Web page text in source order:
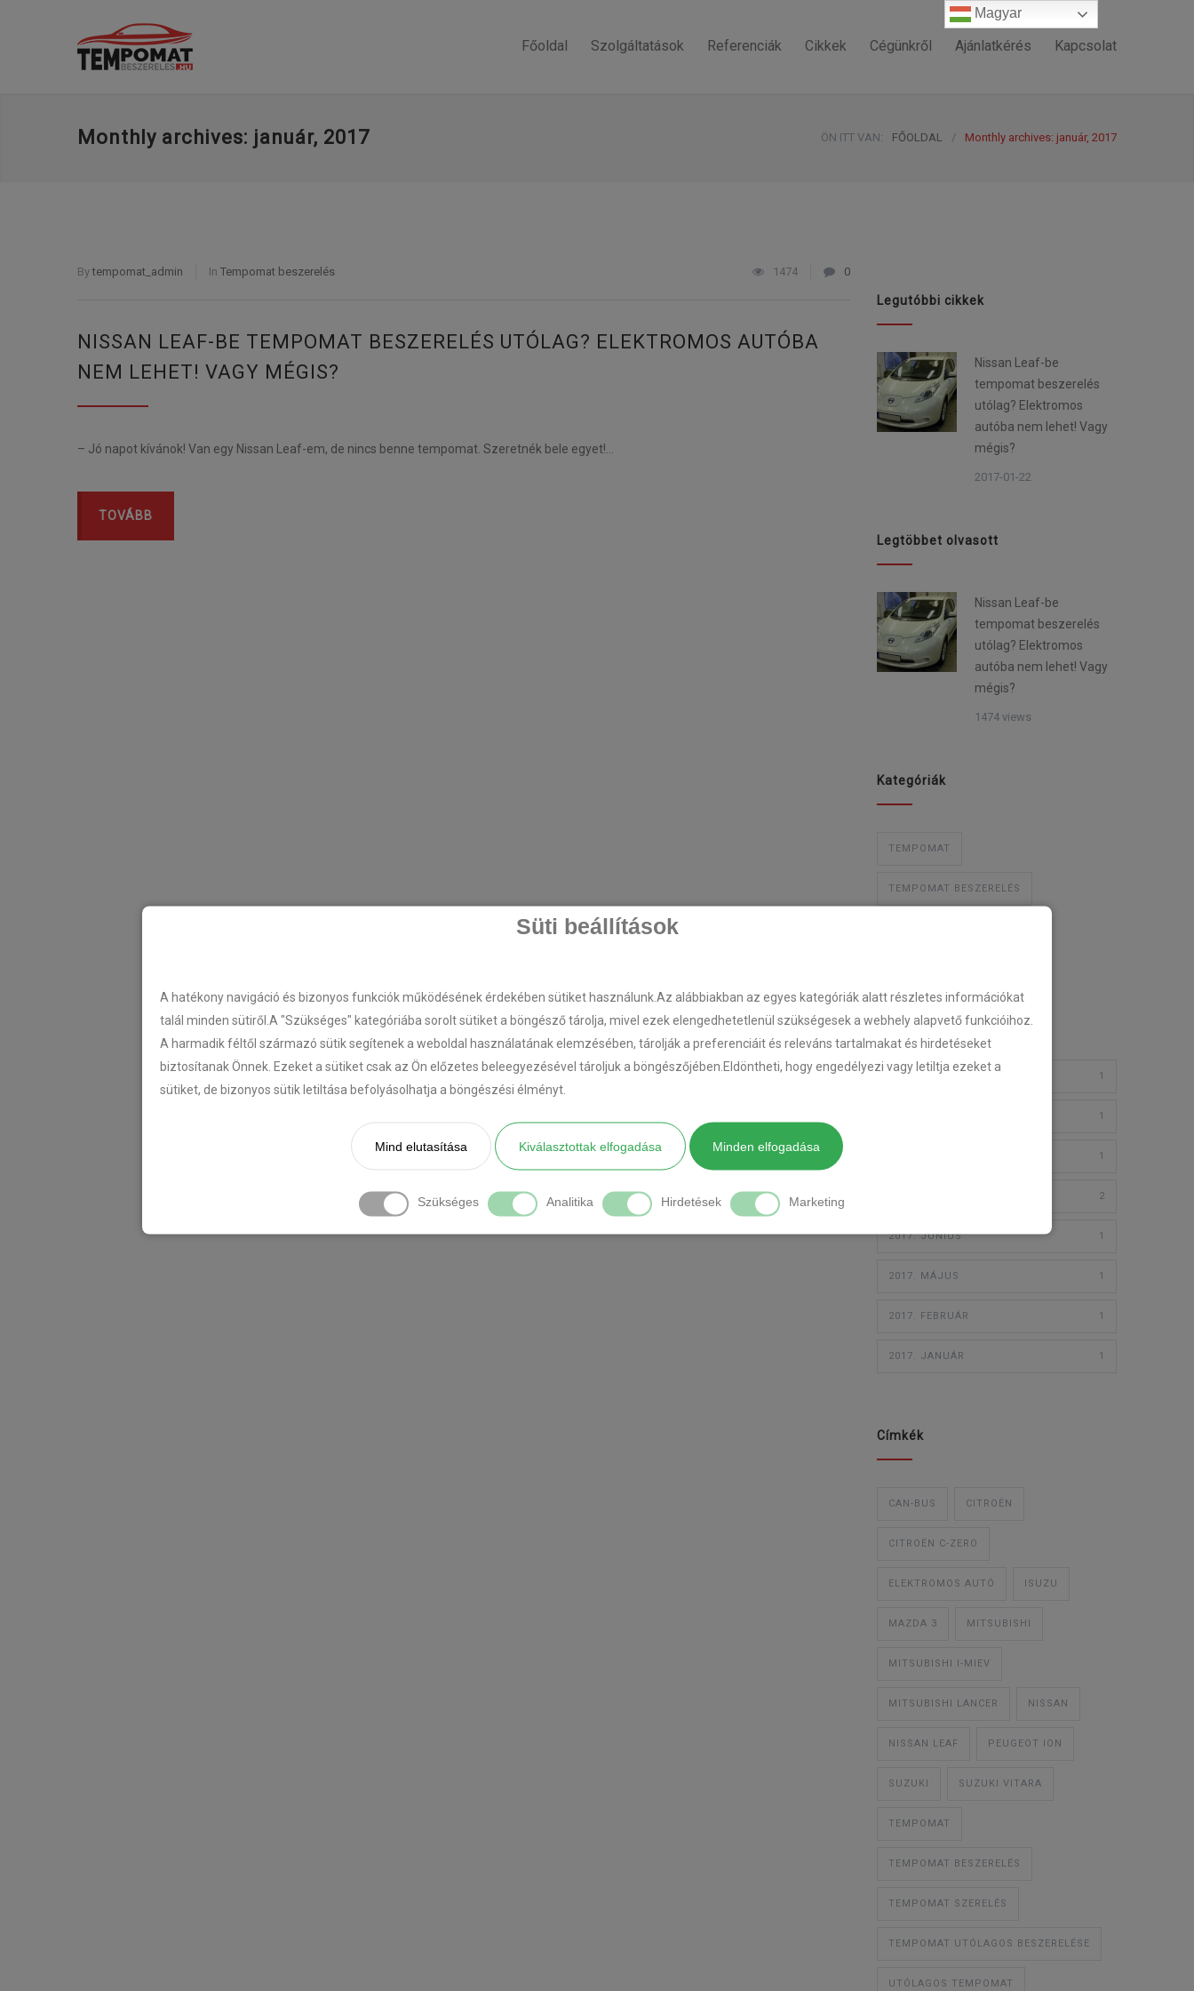
Süti beállítások
A hatékony navigáció és bizonyos funkciók működésének érdekében sütiket használunk.Az alábbiakban az egyes kategóriák alatt részletes információkat
talál minden sütiről.A "Szükséges" kategóriába sorolt sütiket a böngésző tárolja, mivel ezek elengedhetetlenül szükségesek a webhely alapvető funkcióihoz.
A harmadik féltől származó sütik segítenek a weboldal használatának elemzésében, tárolják a preferenciáit és releváns tartalmakat és hirdetéseket
biztosítanak Önnek. Ezeket a sütiket csak az Ön előzetes beleegyezésével tároljuk a böngészőjében.Eldöntheti, hogy engedélyezi vagy letiltja ezeket a
sütiket, de bizonyos sütik letiltása befolyásolhatja a böngészési élményt.
Mind elutasítása Kiválasztottak elfogadása Minden elfogadása
Szükséges Analitika Hirdetések Marketing
Főoldal Szolgáltatások Referenciák Cikkek Cégünkről Ajánlatkérés Kapcsolat
Monthly archives: január, 2017 ÖN ITT VAN: FŐOLDAL / Monthly archives: január, 2017
Bytempomat_admin In Tempomat beszerelés 1474 0
NISSAN LEAF-BE TEMPOMAT BESZERELÉS UTÓLAG? ELEKTROMOS AUTÓBA
NEM LEHET! VAGY MÉGIS?
– Jó napot kívánok! Van egy Nissan Leaf-em, de nincs benne tempomat. Szeretnék bele egyet!…
TOVÁBB
Legutóbbi cikkek
Nissan Leaf-be
tempomat beszerelés
utólag? Elektromos
autóba nem lehet! Vagy
mégis?
2017-01-22
Legtöbbet olvasott
Nissan Leaf-be
tempomat beszerelés
utólag? Elektromos
autóba nem lehet! Vagy
mégis?
1474 views
Kategóriák
TEMPOMAT
TEMPOMAT BESZERELÉS
2018. JÚLIUS 1
1
1
2
2017. JÚNIUS 1
2017. MÁJUS 1
2017. FEBRUÁR 1
2017. JANUÁR 1
Címkék
CAN-BUS CITROËN
CITROËN C-ZERO
ELEKTROMOS AUTÓ ISUZU
MAZDA 3 MITSUBISHI
MITSUBISHI I-MIEV
MITSUBISHI LANCER NISSAN
NISSAN LEAF PEUGEOT ION
SUZUKI SUZUKI VITARA
TEMPOMAT
TEMPOMAT BESZERELÉS
TEMPOMAT SZERELÉS
TEMPOMAT UTÓLAGOS BESZERELÉSE
UTÓLAGOS TEMPOMAT
Magyar